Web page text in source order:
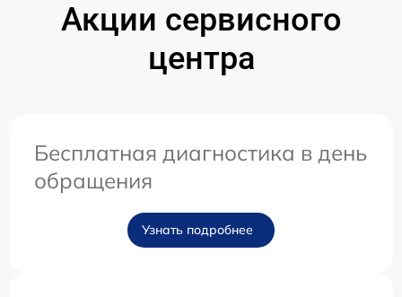
Акции сервисного
центра
Бесплатная диагностика в день
обращения
Узнать подробнее